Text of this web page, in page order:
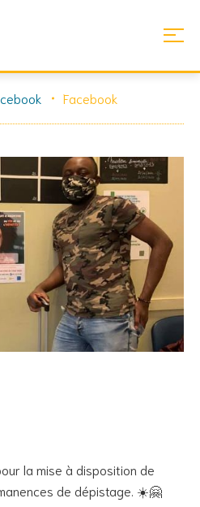
Facebook
la mise à disposition de
de dépistage. ☀️🤗